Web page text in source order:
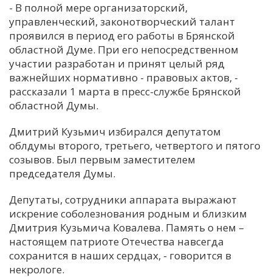
К
М
Н
У
Х
Я
- В полной мере организаторский,
управленческий, законотворческий талант
проявился в период его работы в Брянской
областной Думе. При его непосредственном
участии разработан и принят целый ряд
важнейших нормативно - правовых актов, -
рассказали 1 марта в пресс-службе Брянской
областной Думы.
Дмитрий Кузьмич избирался депутатом
облдумы второго, третьего, четвертого и пятого
созывов. Был первым заместителем
председателя Думы.
Депутаты, сотрудники аппарата выражают
искрение соболезнования родным и близким
Дмитрия Кузьмича Ковалева. Память о нем –
настоящем патриоте Отечества навсегда
сохранится в наших сердцах, - говорится в
некрологе.